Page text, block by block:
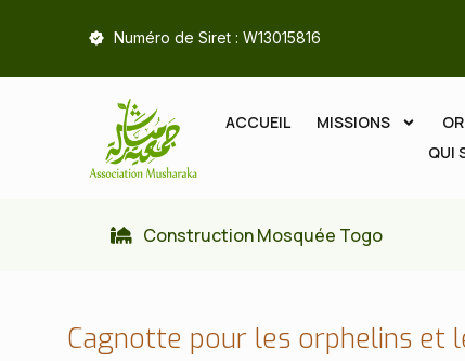
Numéro de Siret : W13015816
ACCUEIL MISSIONS
QUI
Construction Mosquée Togo
Cagnotte pour les orphelins et